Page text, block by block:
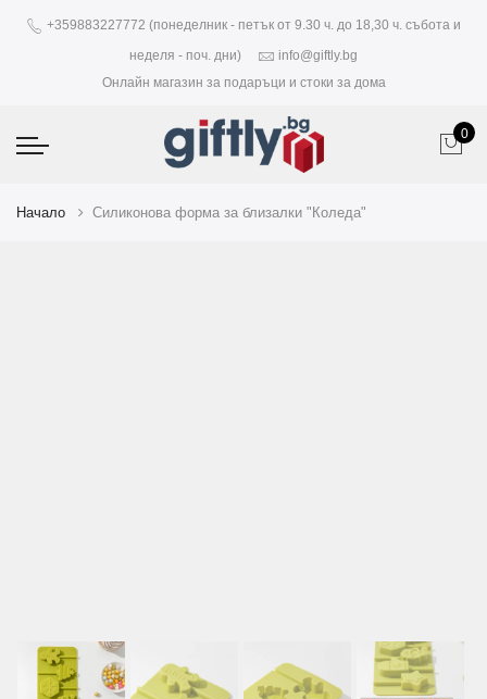
+359883227772 (понеделник - петък от 9.30 ч. до 18,30 ч. събота и
неделя - поч. дни)
info@giftly.bg
Онлайн магазин за подаръци и стоки за дома
0
Начало Силиконова форма за близалки "Коледа"